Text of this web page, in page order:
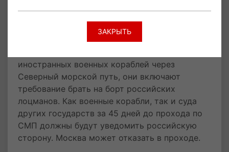
6 марта 2019 годаПравительство Российской
иностранных военных кораблей через
Северный морской путь, они включают
требование брать на борт российских
лоцманов. Как военные корабли, так и суда
других государств за 45 дней до прохода по
СМП должны будут уведомить российскую
сторону. Москва может отказать в проходе.
ЗАКРЫТЬ